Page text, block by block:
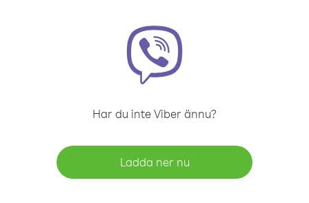
Har du inte Viber ännu?
Ladda ner nu